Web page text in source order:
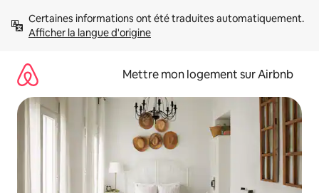
directement
Afficher la langue d'origine
Mettre mon logement sur Airbnb